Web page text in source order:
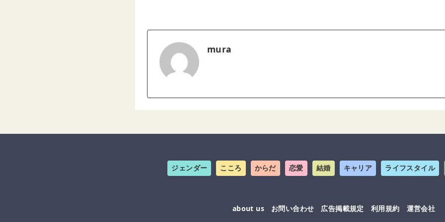
mura
ジェンダー こころ からだ 恋愛 結婚 キャリア ライフスタイル
about us お問い合わせ 広告掲載規定 利用規約 運営会社